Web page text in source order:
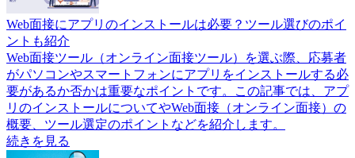
Web面接にアプリのインストールは必要？ツール選びのポイ
ントも紹介
Web面接ツール（オンライン面接ツール）を選ぶ際、応募者
がパソコンやスマートフォンにアプリをインストールする必
要があるか否かは重要なポイントです。この記事では、アプ
リのインストールについてやWeb面接（オンライン面接）の
概要、ツール選定のポイントなどを紹介します。
続きを見る